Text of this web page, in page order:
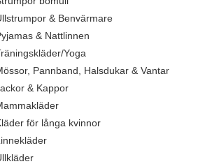
& Benvärmare
& Nattlinnen
Yoga
Pannband, Halsdukar & Vantar
& Kappor
för långa kvinnor